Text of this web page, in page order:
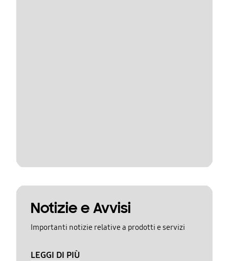
Notizie e Avvisi
Importanti notizie relative a prodotti e servizi
LEGGI DI PIÙ